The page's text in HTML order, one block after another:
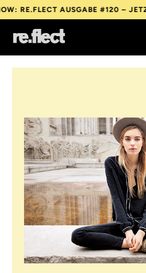
AUSGABE #120 – JETZT
AUSGABE #120 – JETZT